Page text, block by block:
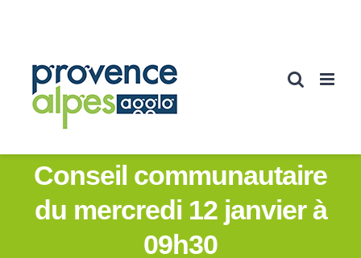
Conseil communautaire
du mercredi 12 janvier à
09h30